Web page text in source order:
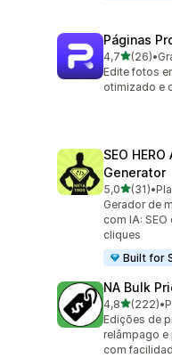
Páginas
4,7de 5(26)
26 •
Edite fotos
otimizado e
SEO
Generator
5,0de 5(31)
31 •
Gerador de
com IA:
cliques
Built for
NA Bulk
4,8de 5(222)
222 •
Edições de
relâmpago
com